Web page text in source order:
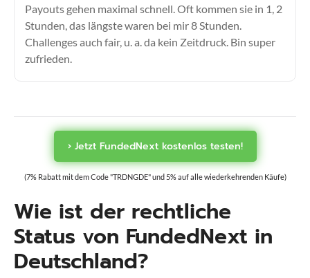
Payouts gehen maximal schnell. Oft kommen sie in 1, 2
Stunden, das längste waren bei mir 8 Stunden.
Challenges auch fair, u. a. da kein Zeitdruck. Bin super
zufrieden.
› Jetzt FundedNext kostenlos testen!
(7% Rabatt mit dem Code "TRDNGDE" und 5% auf alle wiederkehrenden Käufe)
Wie ist der rechtliche
Status von FundedNext in
Deutschland?